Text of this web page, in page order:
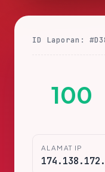
ID Laporan:
100
ALAMAT IP